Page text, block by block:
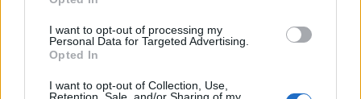
I want to opt-out of processing my
Personal Data for Targeted Advertising.
Opted In
I want to opt-out of Collection, Use,
Retention, Sale, and/or Sharing of my
José Fernandes brilha na Torre e sobe ao pódio da
9/08/2026